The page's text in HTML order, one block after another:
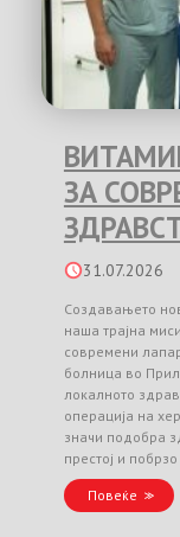
ЗА
31.07.2026
Создавањето
наша трајна
современи
болница во
локалното
операција на
значи подобра
престој и
Повеќе